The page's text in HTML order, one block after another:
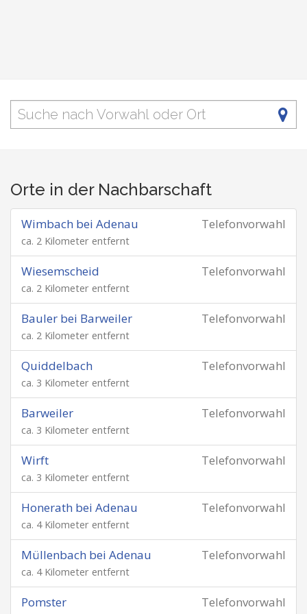
Orte in der Nachbarschaft
Telefonvorwahl
Wimbach bei Adenau
ca. 2 Kilometer entfernt
Telefonvorwahl
Wiesemscheid
ca. 2 Kilometer entfernt
Telefonvorwahl
Bauler bei Barweiler
ca. 2 Kilometer entfernt
Telefonvorwahl
Quiddelbach
ca. 3 Kilometer entfernt
Telefonvorwahl
Barweiler
ca. 3 Kilometer entfernt
Telefonvorwahl
Wirft
ca. 3 Kilometer entfernt
Telefonvorwahl
Honerath bei Adenau
ca. 4 Kilometer entfernt
Telefonvorwahl
Müllenbach bei Adenau
ca. 4 Kilometer entfernt
Telefonvorwahl
Pomster